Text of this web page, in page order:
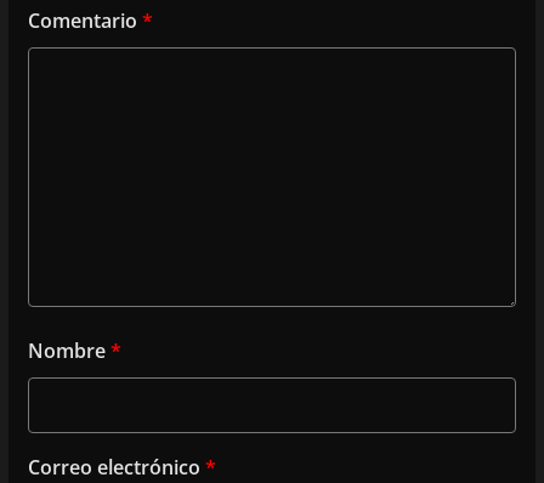
Comentario *
Nombre*
Correo electrónico *